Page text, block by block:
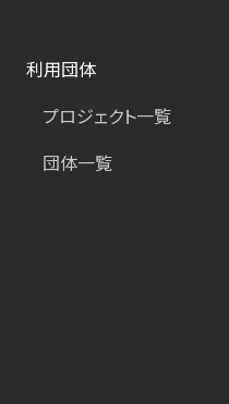
利用団体
プロジェクト一覧
団体一覧